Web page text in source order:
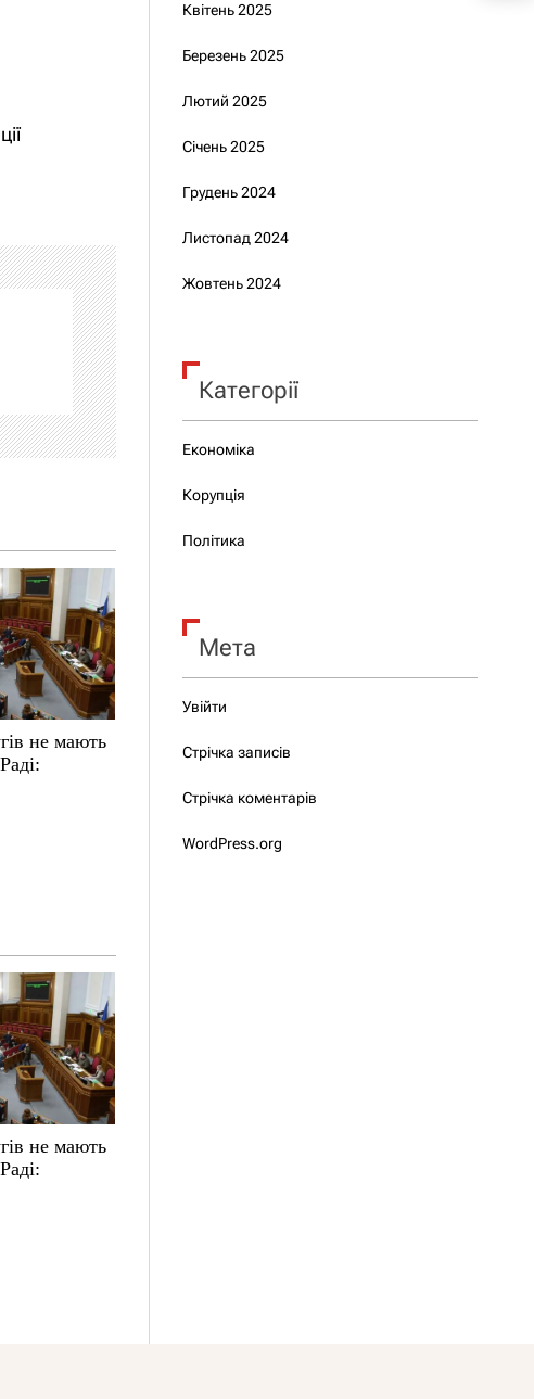
не мають
не мають
Квітень 2025
Березень 2025
Лютий 2025
Січень 2025
Грудень 2024
Листопад 2024
Жовтень 2024
Категорії
Економіка
Корупція
Політика
Мета
Увійти
Стрічка записів
Стрічка коментарів
WordPress.org